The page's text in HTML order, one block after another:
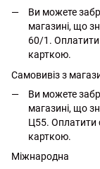
Ви можете
магазині, що
60/1.
карткою.
Самовивіз з
Ви можете
магазині, що
Ц55. Оплатити
карткою.
Міжнародна